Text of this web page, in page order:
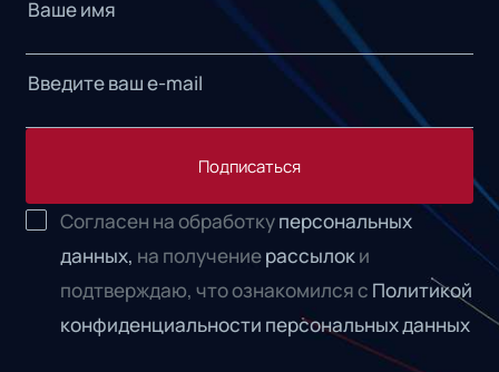
Подписаться
Согласен на обработкуперсональных
данных, на получениерассылоки
подтверждаю, что ознакомился с Политикой
конфиденциальности персональных данных